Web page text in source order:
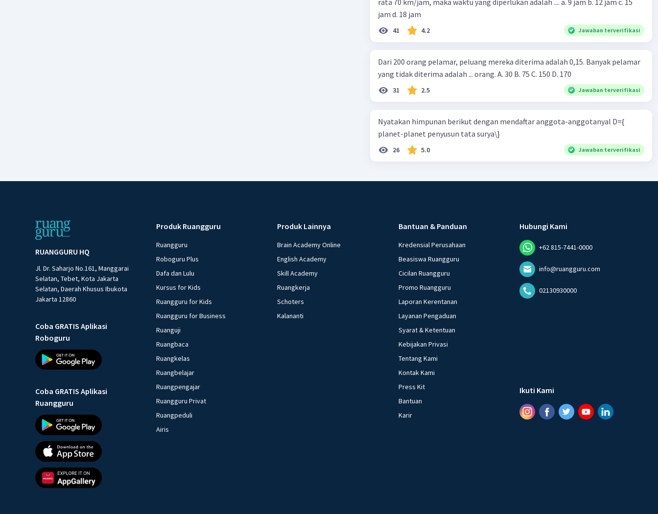
jam d. 18 jam
41 4.2 Jawaban terverifikasi
Dari 200 orang pelamar, peluang mereka diterima adalah 0,15. Banyak pelamar
yang tidak diterima adalah ... orang. A. 30 B. 75 C. 150 D. 170
31 2.5 Jawaban terverifikasi
Nyatakan himpunan berikut dengan mendaftar anggota-anggotanyal D={
planet-planet penyusun tata surya\}
26 5.0 Jawaban terverifikasi
RUANGGURU HQ
Jl. Dr. Saharjo No.161, Manggarai
Selatan, Tebet, Kota Jakarta
Selatan, Daerah Khusus Ibukota
Jakarta 12860
Coba GRATIS Aplikasi
Roboguru
Coba GRATIS Aplikasi
Ruangguru
Produk Ruangguru
Ruangguru
Roboguru Plus
Dafa dan Lulu
Kursus for Kids
Ruangguru for Kids
Ruangguru for Business
Ruanguji
Ruangbaca
Ruangkelas
Ruangbelajar
Ruangpengajar
Ruangguru Privat
Ruangpeduli
Airis
Produk Lainnya
Brain Academy Online
English Academy
Skill Academy
Ruangkerja
Schoters
Kalananti
Bantuan & Panduan
Kredensial Perusahaan
Beasiswa Ruangguru
Cicilan Ruangguru
Promo Ruangguru
Laporan Kerentanan
Layanan Pengaduan
Syarat & Ketentuan
Kebijakan Privasi
Tentang Kami
Kontak Kami
Press Kit
Bantuan
Karir
Hubungi Kami
+62 815-7441-0000
info@ruangguru.com
02130930000
Ikuti Kami